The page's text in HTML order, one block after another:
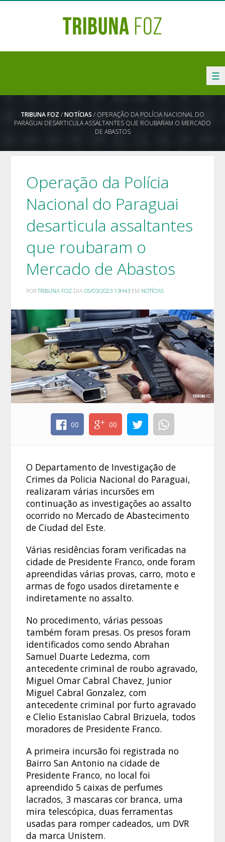
☰
TRIBUNA FOZ /NOTÍCIAS / OPERAÇÃO DA POLÍCIA NACIONAL DO
PARAGUAI DESARTICULA ASSALTANTES QUE ROUBARAM O MERCADO
DE ABASTOS
Operação da Polícia
Nacional do Paraguai
desarticula assaltantes
que roubaram o
Mercado de Abastos
PORTRIBUNA FOZ DIA05/03/2023 13H43 EM NOTÍCIAS
00 00
O Departamento de Investigação de
Crimes da Policia Nacional do Paraguai,
realizaram várias incursões em
continuação as investigações ao assalto
ocorrido no Mercado de Abastecimento
de Ciudad del Este.
Várias residências foram verificadas na
cidade de Presidente Franco, onde foram
apreendidas várias provas, carro, moto e
armas de fogo usados diretamente e
indiretamente no assalto.
No procedimento, várias pessoas
também foram presas. Os presos foram
identificados como sendo Abrahan
Samuel Duarte Ledezma, com
antecedente criminal de roubo agravado,
Miguel Omar Cabral Chavez, Junior
Miguel Cabral Gonzalez, com
antecedente criminal por furto agravado
e Clelio Estanislao Cabral Brizuela, todos
moradores de Presidente Franco.
A primeira incursão foi registrada no
Bairro San Antonio na cidade de
Presidente Franco, no local foi
apreendido 5 caixas de perfumes
lacrados, 3 mascaras cor branca, uma
mira telescópica, duas ferramentas
usadas para romper cadeados, um DVR
da marca Unistem.